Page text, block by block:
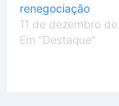
renegociação
11 de dezembro
Em "Destaque"